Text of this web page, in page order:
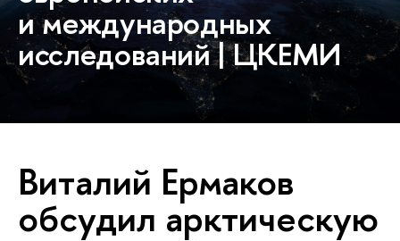
и международных
исследований | ЦКЕМИ
Виталий Ермаков
обсудил арктическую